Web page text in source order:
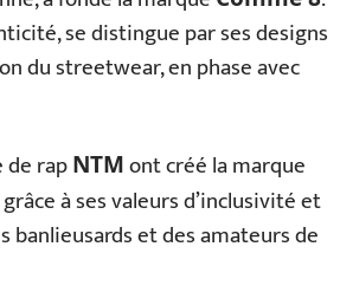
se distingue par ses designs
du streetwear, en phase avec
de rapNTMont créé la marque
à ses valeurs d’inclusivité et
et des amateurs de